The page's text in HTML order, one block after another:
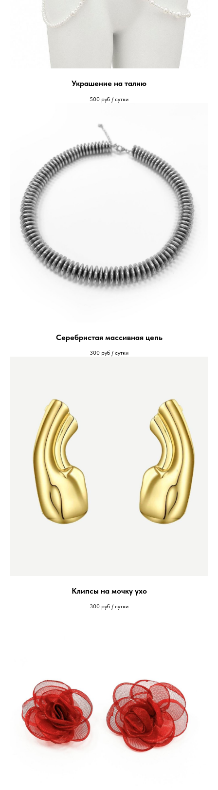
Украшение на талию
500 руб / сутки
Серебристая массивная цепь
300 руб / сутки
Клипсы на мочку ухо
300 руб / сутки